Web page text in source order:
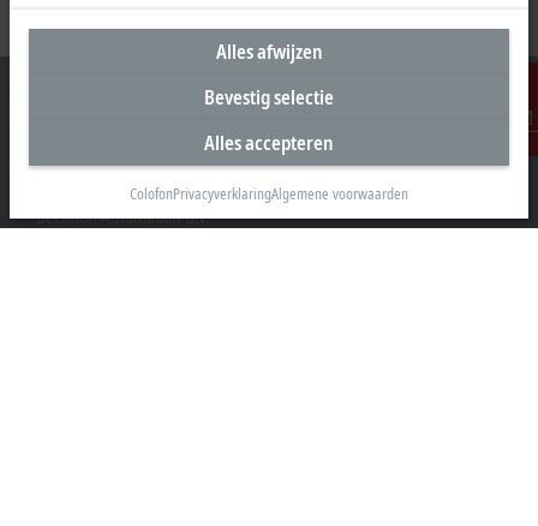
Contact
Hoofdkantoor Nederland
Beckhoff Automation B.V.
Alles afwijzen
Bevestig selectie
Alles accepteren
ColofonPrivacyverklaringAlgemene voorwaarden